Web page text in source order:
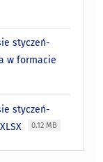
styczeń-
w formacie
styczeń-
0.12 MB